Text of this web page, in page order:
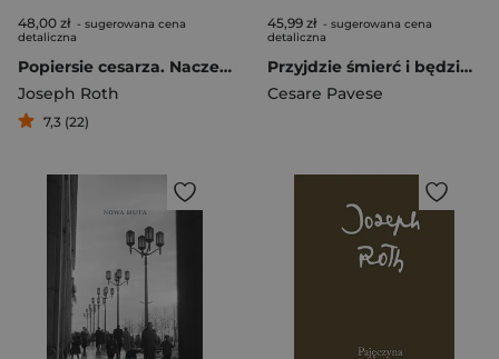
48,00 zł - sugerowana cena
detaliczna
Popiersie cesarza. Naczelnik stacji Fallmerayer. Lewiatan
Joseph Roth
7,3 (22)
45,99 zł - sugerowana cena
detaliczna
Przyjdzie śmierć i będzie miała twoje oczy
Cesare Pavese